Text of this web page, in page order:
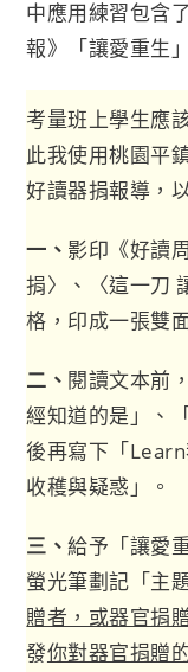
中應用練習包含
報》「讓愛重生
考量班上學生應
此我使用桃園平
好讀器捐報導，
一、 影印《好讀
捐〉、〈這一刀
格，印成一張雙
二、 閱讀文本前
經知道的是」、
後再寫下「
收穫與疑惑」。
三、給予「讓愛
螢光筆劃記「主
贈者，或器官捐
發你對器官捐贈